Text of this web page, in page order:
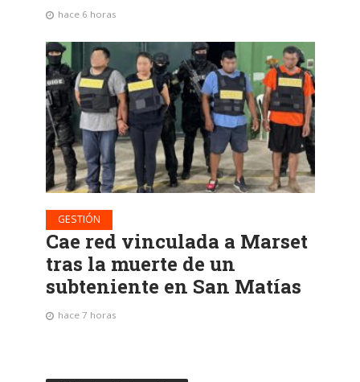
hace 6 horas
GESTIÓN
Cae red vinculada a Marset
tras la muerte de un
subteniente en San Matías
hace 7 horas